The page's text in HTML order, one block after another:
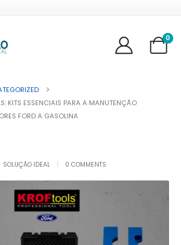
0
KITS ESSENCIAIS PARA A MANUTENÇÃO
FORD A GASOLINA
SOLUÇÃO IDEAL 0 COMMENTS